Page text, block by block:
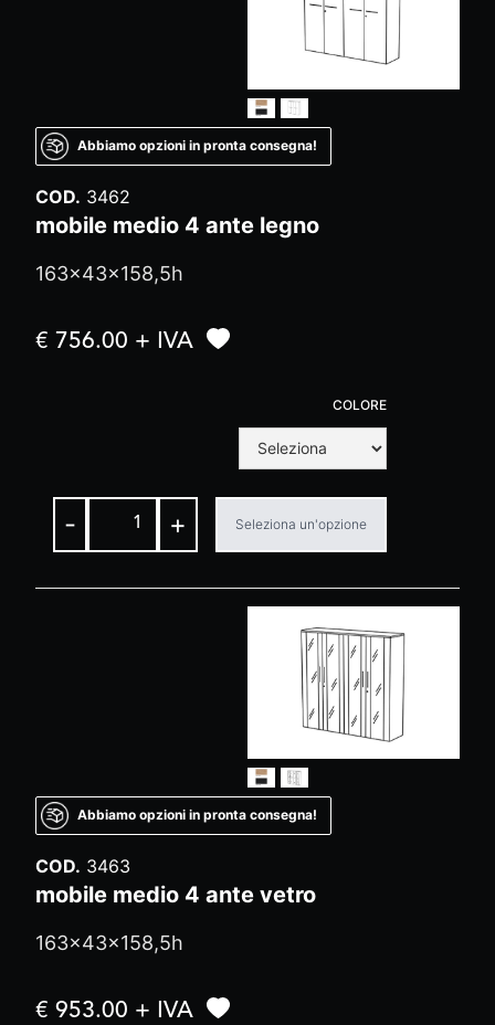
Abbiamo opzioni in pronta consegna!
COD. 3462
mobile medio 4 ante legno
163x43x158,5h
€ 756.00 + IVA
COLORE
- + Seleziona un'opzione
Abbiamo opzioni in pronta consegna!
COD. 3463
mobile medio 4 ante vetro
163x43x158,5h
€ 953.00 + IVA